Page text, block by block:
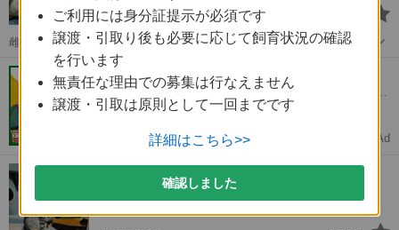
兵庫県 名谷駅
雌猫さんとも仲良くしています。TNRで親子3匹を保護しました。3匹
とも慣れ…
兵庫 神戸市 名谷駅
町内会・自治会の防災用品が全品送料無料
町内会・自治会の防災用品が全品送料無料！「防災備蓄
用品ドットコム」
株式会社ドリームデッサン Ad
可愛いキジねこメルちゃん
メス 1才6ヶ月
ご利用には身分証提示が必須です
譲渡・引取り後も必要に応じて飼育状況の確認
を行います
無責任な理由での募集は行なえません
譲渡・引取は原則として一回までです
詳細はこちら>>
確認しました